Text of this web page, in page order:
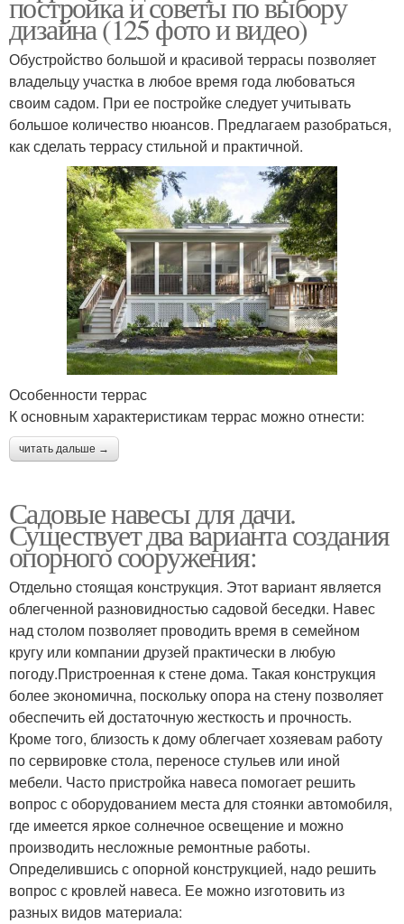
дизайна (125 фото и видео)
Обустройство большой и красивой террасы позволяет
владельцу участка в любое время года любоваться
своим садом. При ее постройке следует учитывать
большое количество нюансов. Предлагаем разобраться,
как сделать террасу стильной и практичной.
Особенности террас
К основным характеристикам террас можно отнести:
читать дальше →
Садовые навесы для дачи.
Существует два варианта создания
опорного сооружения:
Отдельно стоящая конструкция. Этот вариант является
облегченной разновидностью садовой беседки. Навес
над столом позволяет проводить время в семейном
кругу или компании друзей практически в любую
погоду.Пристроенная к стене дома. Такая конструкция
более экономична, поскольку опора на стену позволяет
обеспечить ей достаточную жесткость и прочность.
Кроме того, близость к дому облегчает хозяевам работу
по сервировке стола, переносе стульев или иной
мебели. Часто пристройка навеса помогает решить
вопрос с оборудованием места для стоянки автомобиля,
где имеется яркое солнечное освещение и можно
производить несложные ремонтные работы.
Определившись с опорной конструкцией, надо решить
вопрос с кровлей навеса. Ее можно изготовить из
разных видов материала: